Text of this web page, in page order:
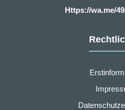
Https://wa.me/